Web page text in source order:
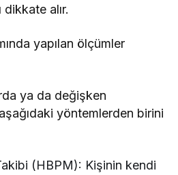
dikkate alır.
yapılan ölçümler
ya da değişken
yöntemlerden birini
(HBPM): Kişinin kendi